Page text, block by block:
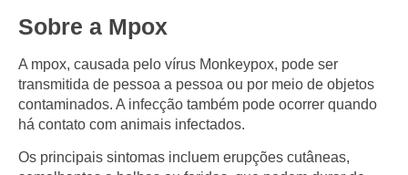
Sobre a Mpox
A mpox, causada pelo vírus Monkeypox, pode ser
transmitida de pessoa a pessoa ou por meio de objetos
contaminados. A infecção também pode ocorrer quando
há contato com animais infectados.
Os principais sintomas incluem erupções cutâneas,